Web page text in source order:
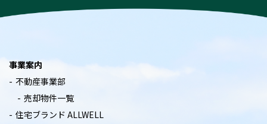
事業案内
不動産事業部
売却物件一覧
住宅ブランド ALLWELL